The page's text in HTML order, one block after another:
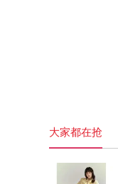
大家都在抢